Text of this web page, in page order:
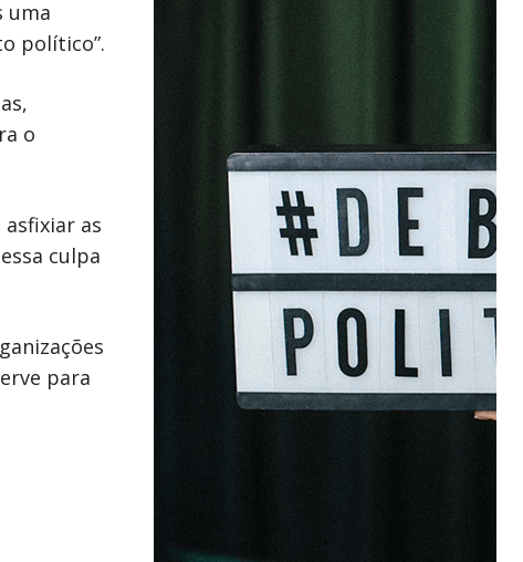
uma
político”.
o
as
culpa
para